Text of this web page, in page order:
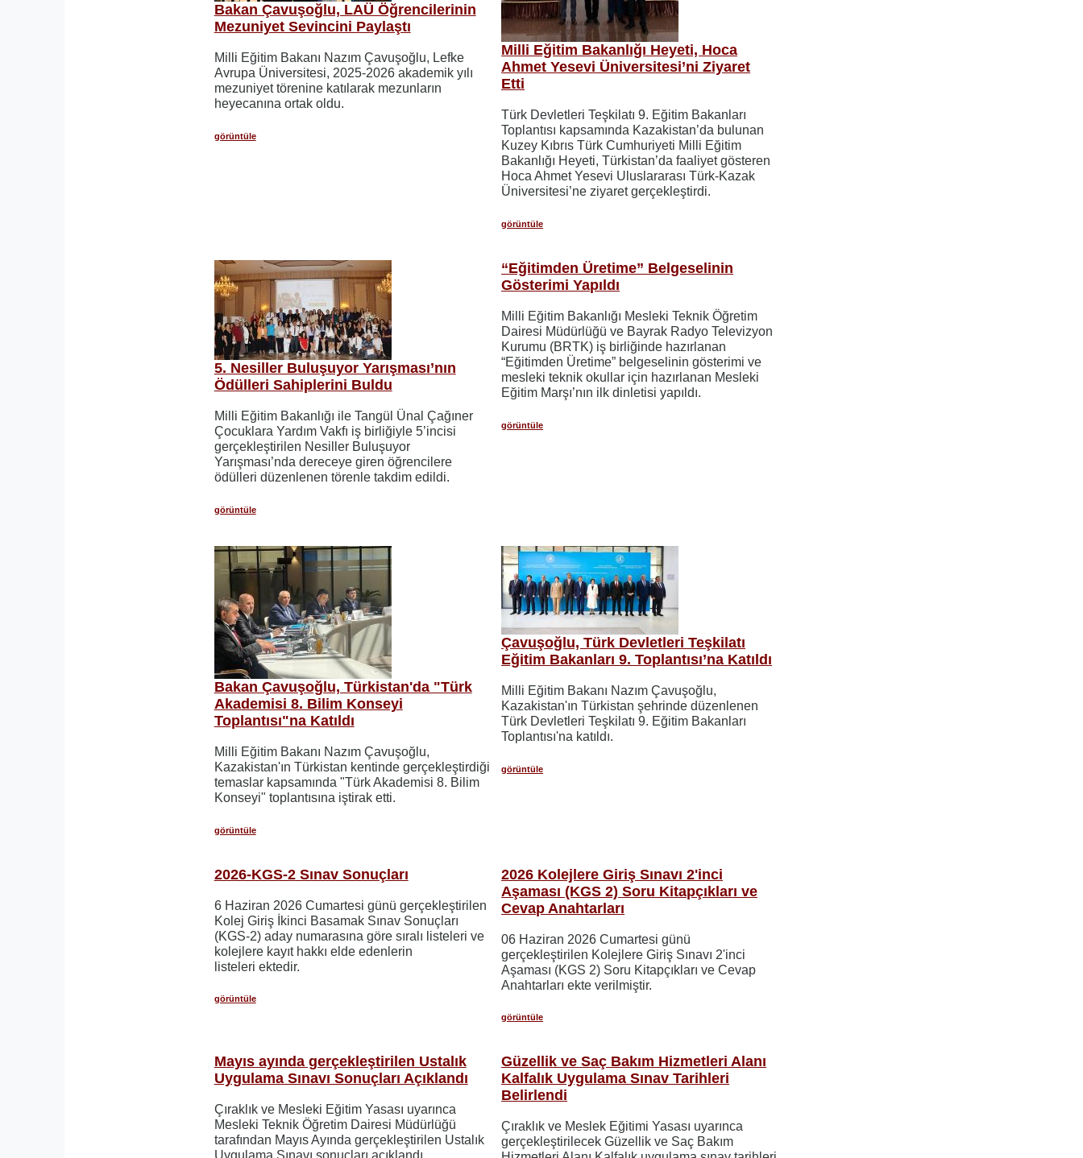
Bakan Çavuşoğlu, LAÜ Öğrencilerinin
Mezuniyet Sevincini Paylaştı
Milli Eğitim Bakanı Nazım Çavuşoğlu, Lefke
Avrupa Üniversitesi, 2025-2026 akademik yılı
mezuniyet törenine katılarak mezunların
heyecanına ortak oldu.
görüntüle
Milli Eğitim Bakanlığı Heyeti, Hoca
Ahmet Yesevi Üniversitesi’ni Ziyaret
Etti
Türk Devletleri Teşkilatı 9. Eğitim Bakanları
Toplantısı kapsamında Kazakistan’da bulunan
Kuzey Kıbrıs Türk Cumhuriyeti Milli Eğitim
Bakanlığı Heyeti, Türkistan’da faaliyet gösteren
Hoca Ahmet Yesevi Uluslararası Türk-Kazak
Üniversitesi’ne ziyaret gerçekleştirdi.
görüntüle
5. Nesiller Buluşuyor Yarışması’nın
Ödülleri Sahiplerini Buldu
Milli Eğitim Bakanlığı ile Tangül Ünal Çağıner
Çocuklara Yardım Vakfı iş birliğiyle 5’incisi
gerçekleştirilen Nesiller Buluşuyor
Yarışması’nda dereceye giren öğrencilere
ödülleri düzenlenen törenle takdim edildi.
görüntüle
“Eğitimden Üretime” Belgeselinin
Gösterimi Yapıldı
Milli Eğitim Bakanlığı Mesleki Teknik Öğretim
Dairesi Müdürlüğü ve Bayrak Radyo Televizyon
Kurumu (BRTK) iş birliğinde hazırlanan
“Eğitimden Üretime” belgeselinin gösterimi ve
mesleki teknik okullar için hazırlanan Mesleki
Eğitim Marşı’nın ilk dinletisi yapıldı.
görüntüle
Bakan Çavuşoğlu, Türkistan'da "Türk
Akademisi 8. Bilim Konseyi
Toplantısı"na Katıldı
Milli Eğitim Bakanı Nazım Çavuşoğlu,
Kazakistan'ın Türkistan kentinde gerçekleştirdiği
temaslar kapsamında "Türk Akademisi 8. Bilim
Konseyi" toplantısına iştirak etti.
görüntüle
Çavuşoğlu, Türk Devletleri Teşkilatı
Eğitim Bakanları 9. Toplantısı’na Katıldı
Milli Eğitim Bakanı Nazım Çavuşoğlu,
Kazakistan'ın Türkistan şehrinde düzenlenen
Türk Devletleri Teşkilatı 9. Eğitim Bakanları
Toplantısı'na katıldı.
görüntüle
2026-KGS-2 Sınav Sonuçları
6 Haziran 2026 Cumartesi günü gerçekleştirilen
Kolej Giriş İkinci Basamak Sınav Sonuçları
(KGS-2) aday numarasına göre sıralı listeleri ve
kolejlere kayıt hakkı elde edenlerin
listeleri ektedir.
görüntüle
2026 Kolejlere Giriş Sınavı 2'inci
Aşaması (KGS 2) Soru Kitapçıkları ve
Cevap Anahtarları
06 Haziran 2026 Cumartesi günü
gerçekleştirilen Kolejlere Giriş Sınavı 2'inci
Aşaması (KGS 2) Soru Kitapçıkları ve Cevap
Anahtarları ekte verilmiştir.
görüntüle
Mayıs ayında gerçekleştirilen Ustalık
Uygulama Sınavı Sonuçları Açıklandı
Çıraklık ve Mesleki Eğitim Yasası uyarınca
Mesleki Teknik Öğretim Dairesi Müdürlüğü
tarafından Mayıs Ayında gerçekleştirilen Ustalık
Güzellik ve Saç Bakım Hizmetleri Alanı
Kalfalık Uygulama Sınav Tarihleri
Belirlendi
Çıraklık ve Meslek Eğitimi Yasası uyarınca
gerçekleştirilecek Güzellik ve Saç Bakım